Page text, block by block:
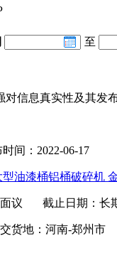
至
对信息真实性及其发
间：2022-06-17
油漆桶铝桶破碎机
面议 截止日期：长
地：河南-郑州市